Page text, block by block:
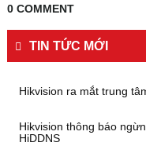
0 COMMENT
TIN TỨC MỚI
Hikvision ra mắt trung
Hikvision thông báo
HiDDNS